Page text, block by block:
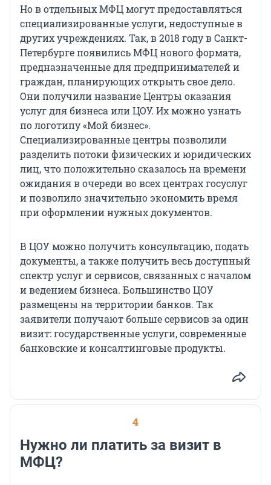
Но в отдельных МФЦ могут предоставляться
специализированные услуги, недоступные в
других учреждениях. Так, в 2018 году в Санкт-
Петербурге появились МФЦ нового формата,
предназначенные для предпринимателей и
граждан, планирующих открыть свое дело.
Они получили название Центры оказания
услуг для бизнеса или ЦОУ. Их можно узнать
по логотипу «Мой бизнес».
Специализированные центры позволили
разделить потоки физических и юридических
лиц, что положительно сказалось на времени
ожидания в очереди во всех центрах госуслуг
и позволило значительно экономить время
при оформлении нужных документов.
В ЦОУ можно получить консультацию, подать
документы, а также получить весь доступный
спектр услуг и сервисов, связанных с началом
и ведением бизнеса. Большинство ЦОУ
размещены на территории банков. Так
заявители получают больше сервисов за один
визит: государственные услуги, современные
банковские и консалтинговые продукты.
4
Нужно ли платить за визит в
МФЦ?